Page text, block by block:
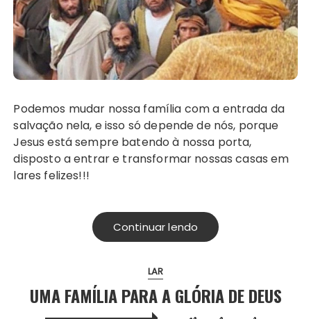
Podemos mudar nossa família com a entrada da
salvação nela, e isso só depende de nós, porque
Jesus está sempre batendo à nossa porta,
disposto a entrar e transformar nossas casas em
lares felizes!!!
Continuar lendo
LAR
UMA FAMÍLIA PARA A GLÓRIA DE DEUS